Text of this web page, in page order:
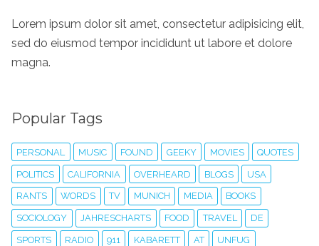
Lorem ipsum dolor sit amet, consectetur adipisicing elit,
sed do eiusmod tempor incididunt ut labore et dolore
magna.
Popular Tags
PERSONAL MUSIC FOUND GEEKY MOVIES QUOTES
POLITICS CALIFORNIA OVERHEARD BLOGS USA
RANTS WORDS TV MUNICH MEDIA BOOKS
SOCIOLOGY JAHRESCHARTS FOOD TRAVEL DE
SPORTS RADIO 911 KABARETT AT UNFUG